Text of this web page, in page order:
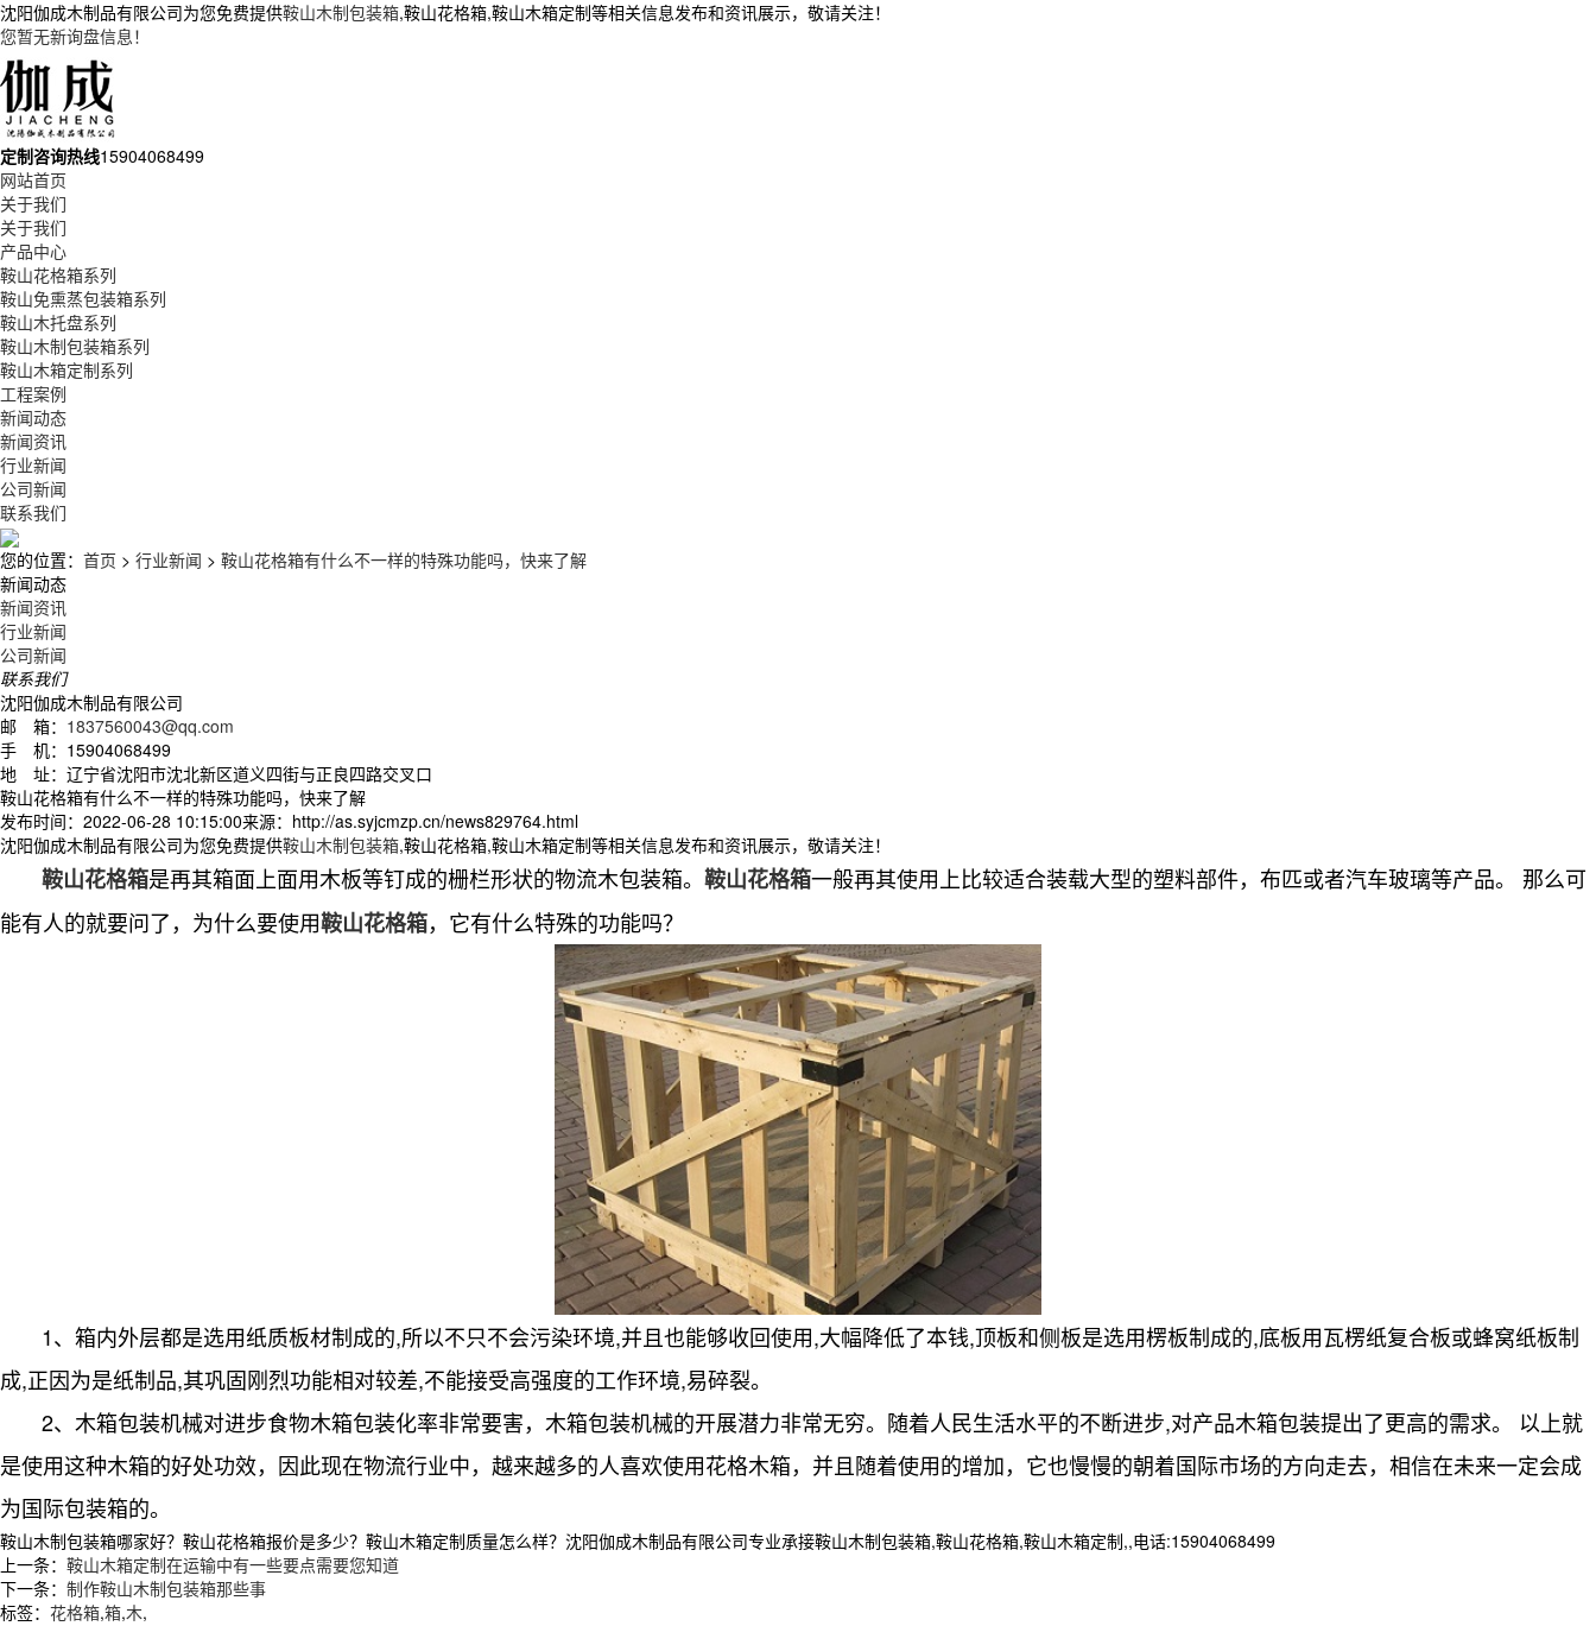
沈阳伽成木制品有限公司为您免费提供鞍山木制包装箱,鞍山花格箱,鞍山木箱定制等相关信息发布和资讯展示，敬请关注！
您暂无新询盘信息！
定制咨询热线15904068499
网站首页
关于我们
关于我们
产品中心
鞍山花格箱系列
鞍山免熏蒸包装箱系列
鞍山木托盘系列
鞍山木制包装箱系列
鞍山木箱定制系列
工程案例
新闻动态
新闻资讯
行业新闻
公司新闻
联系我们
您的位置： 首页 > 行业新闻 > 鞍山花格箱有什么不一样的特殊功能吗，快来了解
新闻动态
新闻资讯
行业新闻
公司新闻
联系我们
沈阳伽成木制品有限公司
邮 箱： 1837560043@qq.com
手 机：15904068499
地 址：辽宁省沈阳市沈北新区道义四街与正良四路交叉口
鞍山花格箱有什么不一样的特殊功能吗，快来了解
发布时间：2022-06-28 10:15:00来源：http://as.syjcmzp.cn/news829764.html
沈阳伽成木制品有限公司为您免费提供鞍山木制包装箱,鞍山花格箱,鞍山木箱定制等相关信息发布和资讯展示，敬请关注！
鞍山花格箱是再其箱面上面用木板等钉成的栅栏形状的物流木包装箱。 鞍山花格箱一般再其使用上比较适合装载大型的塑料部件，布匹或者汽车玻璃等产品。 那么可
能有人的就要问了，为什么要使用鞍山花格箱，它有什么特殊的功能吗？
1、箱内外层都是选用纸质板材制成的,所以不只不会污染环境,并且也能够收回使用,大幅降低了本钱,顶板和侧板是选用楞板制成的,底板用瓦楞纸复合板或蜂窝纸板制
成,正因为是纸制品,其巩固刚烈功能相对较差,不能接受高强度的工作环境,易碎裂。
2、木箱包装机械对进步食物木箱包装化率非常要害，木箱包装机械的开展潜力非常无穷。随着人民生活水平的不断进步,对产品木箱包装提出了更高的需求。 以上就
是使用这种木箱的好处功效，因此现在物流行业中，越来越多的人喜欢使用花格木箱，并且随着使用的增加，它也慢慢的朝着国际市场的方向走去，相信在未来一定会成
为国际包装箱的。
鞍山木制包装箱哪家好？鞍山花格箱报价是多少？鞍山木箱定制质量怎么样？沈阳伽成木制品有限公司专业承接鞍山木制包装箱,鞍山花格箱,鞍山木箱定制,,电话:15904068499
上一条： 鞍山木箱定制在运输中有一些要点需要您知道
下一条： 制作鞍山木制包装箱那些事
标签： 花格箱,箱,木,